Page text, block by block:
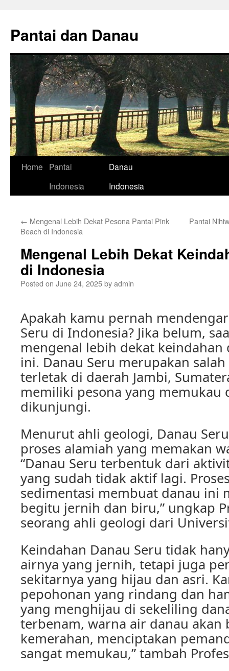
content
Pantai dan Danau
Home
Pantai
Indonesia
Danau
Indonesia
← Mengenal Lebih Dekat Pesona Pantai Pink
Beach di Indonesia
Pantai
Mengenal Lebih Dekat
di Indonesia
Posted on June 24, 2025byadmin
Apakah kamu pernah
Seru di Indonesia? Jika belum,
mengenal lebih dekat keindahan
ini. Danau Seru merupakan
terletak di daerah Jambi,
memiliki pesona yang memukau
dikunjungi.
Menurut ahli geologi, Danau
proses alamiah yang memakan
“Danau Seru terbentuk dari
yang sudah tidak aktif lagi.
sedimentasi membuat danau ini
begitu jernih dan biru,” ungkap
seorang ahli geologi dari
Keindahan Danau Seru tidak
airnya yang jernih, tetapi juga
sekitarnya yang hijau dan asri.
pepohonan yang rindang dan
yang menghijau di sekeliling
terbenam, warna air danau akan
kemerahan, menciptakan
sangat memukau,” tambah